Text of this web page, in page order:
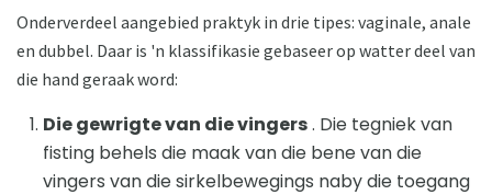
Onderverdeel aangebied praktyk in drie tipes: vaginale, anale
en dubbel. Daar is 'n klassifikasie gebaseer op watter deel van
die hand geraak word:
Die gewrigte van die vingers. Die tegniek van
fisting behels die maak van die bene van die
vingers van die sirkelbewegings naby die toegang